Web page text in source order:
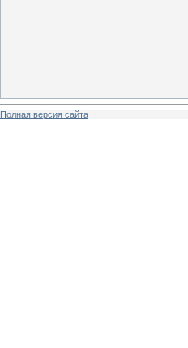
Полная версия сайта